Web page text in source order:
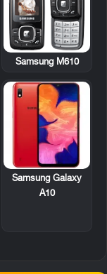
Samsung M610
Samsung Galaxy
A10